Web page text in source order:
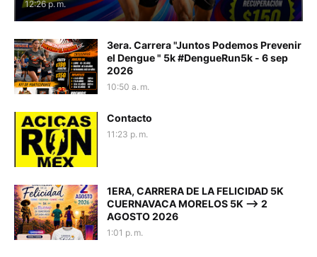
12:26 p. m.
3era. Carrera "Juntos Podemos Prevenir
el Dengue " 5k #DengueRun5k - 6 sep
2026
10:50 a. m.
Contacto
11:23 p. m.
1ERA, CARRERA DE LA FELICIDAD 5K
CUERNAVACA MORELOS 5K --> 2
AGOSTO 2026
1:01 p. m.